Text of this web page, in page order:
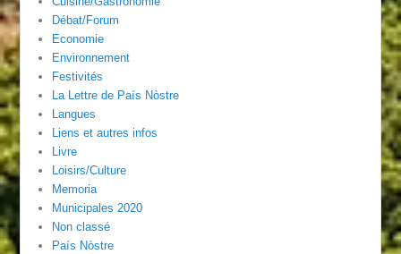
Débat/Forum
Economie
Environnement
Festivités
La Lettre de País Nòstre
Langues
Liens et autres infos
Livre
Loisirs/Culture
Memoria
Municipales 2020
Non classé
País Nòstre